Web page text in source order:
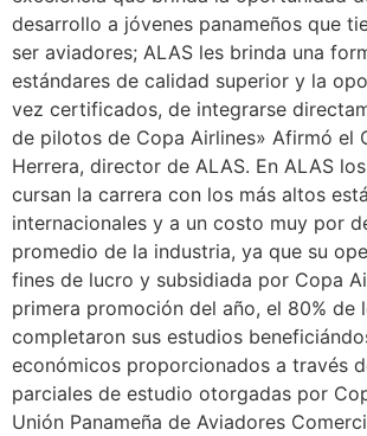
desarrollo a jóvenes panameños que
ser aviadores; ALAS les brinda una
estándares de calidad superior y la
vez certificados, de integrarse
de pilotos de Copa Airlines» Afirmó el
Herrera, director de ALAS. En ALAS
cursan la carrera con los más altos
internacionales y a un costo muy por
promedio de la industria, ya que su
fines de lucro y subsidiada por Copa
primera promoción del año, el 80% de
completaron sus estudios
económicos proporcionados a través
parciales de estudio otorgadas por
Unión Panameña de Aviadores